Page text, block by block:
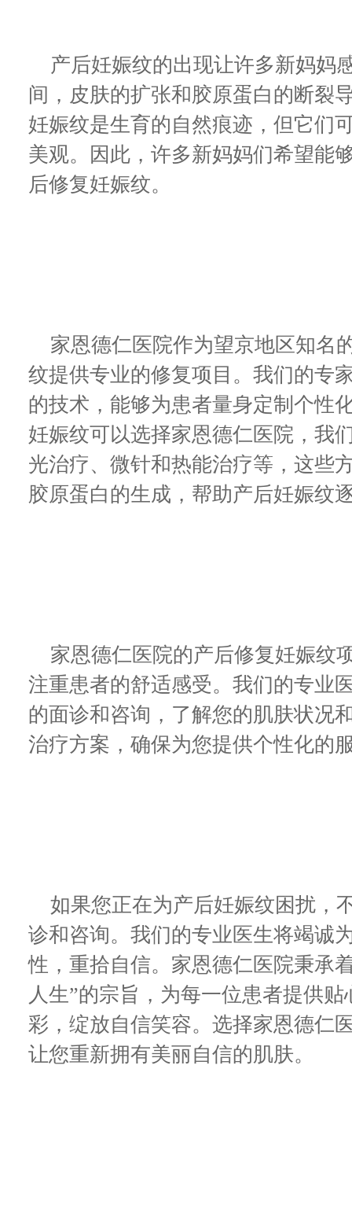
产后妊娠纹的出现让许多新妈妈
间，皮肤的扩张和胶原蛋白的断裂
妊娠纹是生育的自然痕迹，但它们
美观。因此，许多新妈妈们希望能
后修复妊娠纹。
家恩德仁医院作为望京地区知名
纹提供专业的修复项目。我们的专
的技术，能够为患者量身定制个性
妊娠纹可以选择家恩德仁医院，我
光治疗、微针和热能治疗等，这些
胶原蛋白的生成，帮助产后妊娠纹
家恩德仁医院的产后修复妊娠纹
注重患者的舒适感受。我们的专业
的面诊和咨询，了解您的肌肤状况
治疗方案，确保为您提供个性化的
如果您正在为产后妊娠纹困扰，
诊和咨询。我们的专业医生将竭诚
性，重拾自信。家恩德仁医院秉承
人生”的宗旨，为每一位患者提供
彩，绽放自信笑容。选择家恩德仁
让您重新拥有美丽自信的肌肤。